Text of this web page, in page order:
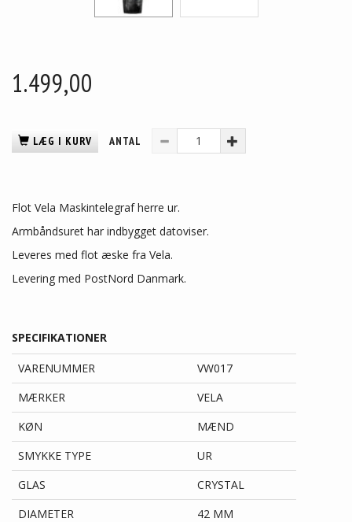
1.499,00
LÆG I KURV ANTAL
Flot Vela Maskintelegraf herre ur.
Armbåndsuret har indbygget datoviser.
Leveres med flot æske fra Vela.
Levering med PostNord Danmark.
SPECIFIKATIONER
VARENUMMER
VW017
MÆRKER
VELA
KØN
MÆND
SMYKKE TYPE
UR
GLAS
CRYSTAL
DIAMETER
42 MM